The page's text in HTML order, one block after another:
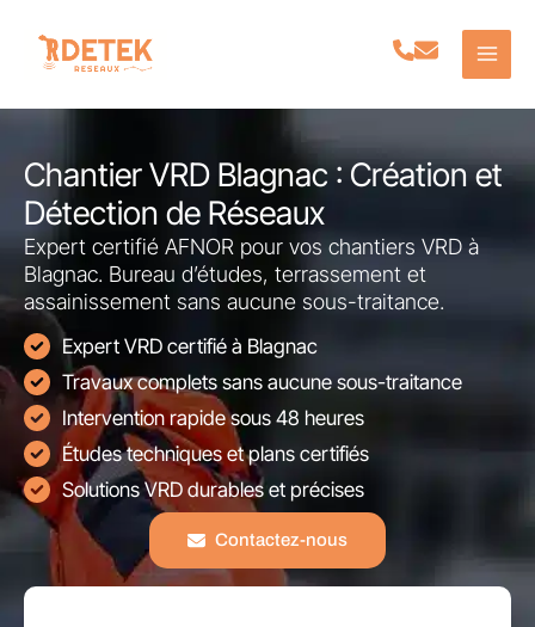
contenu
Chantier VRD Blagnac : Création et
Détection de Réseaux
Expert certifié AFNOR pour vos chantiers VRD à
Blagnac. Bureau d’études, terrassement et
assainissement sans aucune sous-traitance.
Expert VRD certifié à Blagnac
Travaux complets sans aucune sous-traitance
Intervention rapide sous 48 heures
Études techniques et plans certifiés
Solutions VRD durables et précises
Contactez-nous